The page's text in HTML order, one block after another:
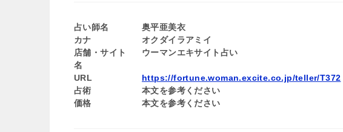
占い師名
奥平亜美衣
カナ
オクダイラアミイ
店舗・サイト
名
ウーマンエキサイト占い
URL
https://fortune.woman.excite.co.jp/teller/T372
占術
本文を参考ください
価格
本文を参考ください